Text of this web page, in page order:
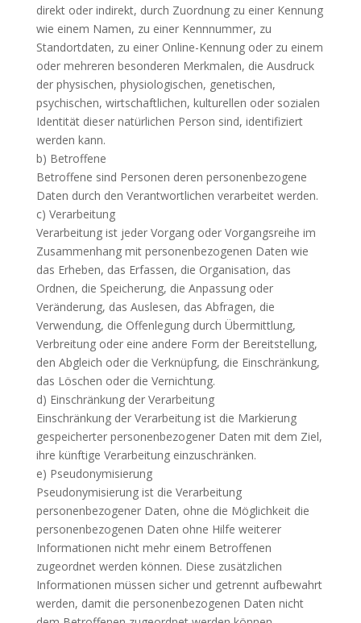
direkt oder indirekt, durch Zuordnung zu einer Kennung
wie einem Namen, zu einer Kennnummer, zu
Standortdaten, zu einer Online-Kennung oder zu einem
oder mehreren besonderen Merkmalen, die Ausdruck
der physischen, physiologischen, genetischen,
psychischen, wirtschaftlichen, kulturellen oder sozialen
Identität dieser natürlichen Person sind, identifiziert
werden kann.
b) Betroffene
Betroffene sind Personen deren personenbezogene
Daten durch den Verantwortlichen verarbeitet werden.
c) Verarbeitung
Verarbeitung ist jeder Vorgang oder Vorgangsreihe im
Zusammenhang mit personenbezogenen Daten wie
das Erheben, das Erfassen, die Organisation, das
Ordnen, die Speicherung, die Anpassung oder
Veränderung, das Auslesen, das Abfragen, die
Verwendung, die Offenlegung durch Übermittlung,
Verbreitung oder eine andere Form der Bereitstellung,
den Abgleich oder die Verknüpfung, die Einschränkung,
das Löschen oder die Vernichtung.
d) Einschränkung der Verarbeitung
Einschränkung der Verarbeitung ist die Markierung
gespeicherter personenbezogener Daten mit dem Ziel,
ihre künftige Verarbeitung einzuschränken.
e) Pseudonymisierung
Pseudonymisierung ist die Verarbeitung
personenbezogener Daten, ohne die Möglichkeit die
personenbezogenen Daten ohne Hilfe weiterer
Informationen nicht mehr einem Betroffenen
zugeordnet werden können. Diese zusätzlichen
Informationen müssen sicher und getrennt aufbewahrt
werden, damit die personenbezogenen Daten nicht